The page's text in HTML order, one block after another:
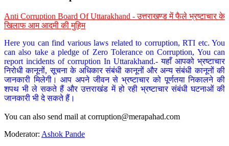
Anti Corruption Board Of Uttarakhand - उत्तराखण्ड में फैले भ्रष्टाचार के
खिलाफ आम आदमी की मुहिम
Here you can find various laws related to corruption, RTI etc. You
can also take a pledge of Zero Tolerance on Corruption, You can
report incidents of corruption In Uttarakhand.- यहाँ आपको भ्रष्टाचार
निरोधी कानूनों, सूचना के अधिकार संबंधी कानूनों और अन्य संबंधी कानूनों की
जानकारी मिलेगी। आप अपने जीवन से भ्रष्टाचार को पूर्णतया निकालने की
शपथ भी ले सकते हैं और उत्तराखंड में हो रही भ्रष्टाचार संबंधी घटनाओं की
जानकारी भी दे सकते हैं।
You can also send mail at corruption@merapahad.com
Moderator: Ashok Pande